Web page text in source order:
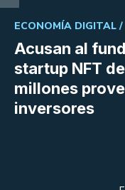
Acusan al
startup NFT
millones
inversores
ECONOMÍA DIGITAL /